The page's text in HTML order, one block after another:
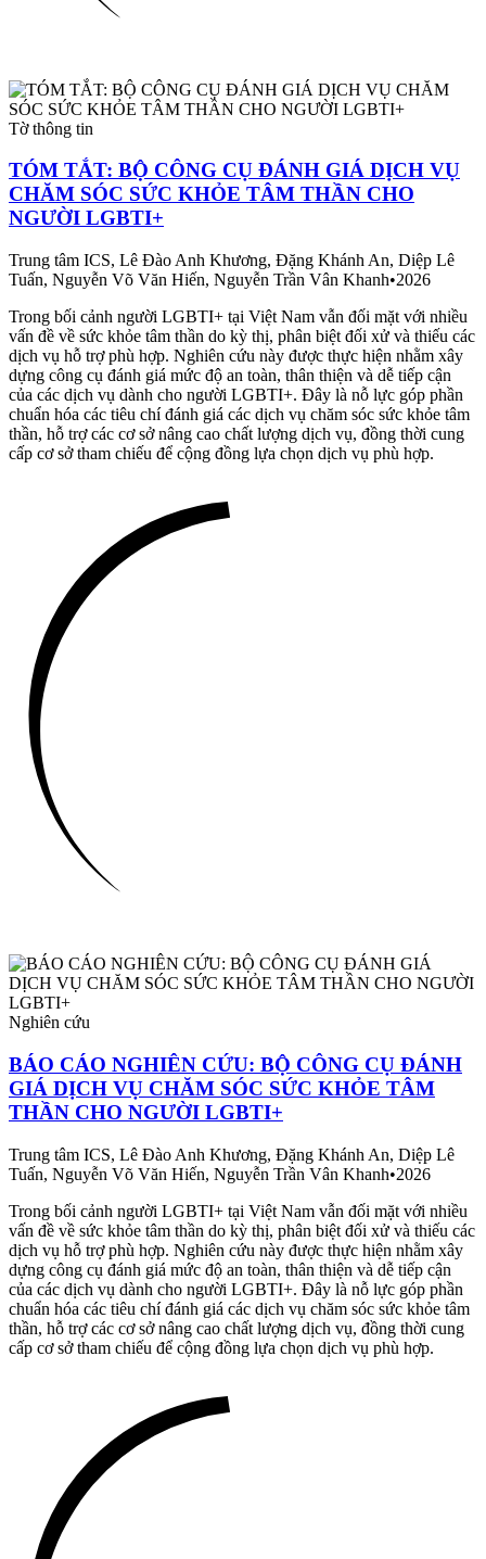
Tờ thông tin
TÓM TẮT: BỘ CÔNG CỤ ĐÁNH GIÁ DỊCH VỤ
CHĂM SÓC SỨC KHỎE TÂM THẦN CHO
NGƯỜI LGBTI+
Trung tâm ICS, Lê Đào Anh Khương, Đặng Khánh An, Diệp Lê
Tuấn, Nguyễn Võ Văn Hiến, Nguyễn Trần Vân Khanh•2026
Trong bối cảnh người LGBTI+ tại Việt Nam vẫn đối mặt với nhiều
vấn đề về sức khỏe tâm thần do kỳ thị, phân biệt đối xử và thiếu các
dịch vụ hỗ trợ phù hợp. Nghiên cứu này được thực hiện nhằm xây
dựng công cụ đánh giá mức độ an toàn, thân thiện và dễ tiếp cận
của các dịch vụ dành cho người LGBTI+. Đây là nỗ lực góp phần
chuẩn hóa các tiêu chí đánh giá các dịch vụ chăm sóc sức khỏe tâm
thần, hỗ trợ các cơ sở nâng cao chất lượng dịch vụ, đồng thời cung
cấp cơ sở tham chiếu để cộng đồng lựa chọn dịch vụ phù hợp.
Nghiên cứu
BÁO CÁO NGHIÊN CỨU: BỘ CÔNG CỤ ĐÁNH
GIÁ DỊCH VỤ CHĂM SÓC SỨC KHỎE TÂM
THẦN CHO NGƯỜI LGBTI+
Trung tâm ICS, Lê Đào Anh Khương, Đặng Khánh An, Diệp Lê
Tuấn, Nguyễn Võ Văn Hiến, Nguyễn Trần Vân Khanh•2026
Trong bối cảnh người LGBTI+ tại Việt Nam vẫn đối mặt với nhiều
vấn đề về sức khỏe tâm thần do kỳ thị, phân biệt đối xử và thiếu các
dịch vụ hỗ trợ phù hợp. Nghiên cứu này được thực hiện nhằm xây
dựng công cụ đánh giá mức độ an toàn, thân thiện và dễ tiếp cận
của các dịch vụ dành cho người LGBTI+. Đây là nỗ lực góp phần
chuẩn hóa các tiêu chí đánh giá các dịch vụ chăm sóc sức khỏe tâm
thần, hỗ trợ các cơ sở nâng cao chất lượng dịch vụ, đồng thời cung
cấp cơ sở tham chiếu để cộng đồng lựa chọn dịch vụ phù hợp.